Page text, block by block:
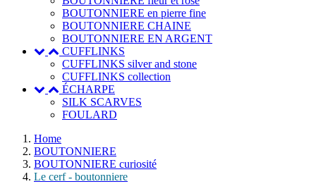
BOUTONNIERE en pierre fine
BOUTONNIERE CHAINE
BOUTONNIERE EN ARGENT
CUFFLINKS
CUFFLINKS silver and stone
CUFFLINKS collection
ÉCHARPE
SILK SCARVES
FOULARD
Home
BOUTONNIERE
BOUTONNIERE curiosité
Le cerf - boutonniere